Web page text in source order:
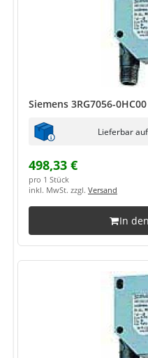
Siemens 3RG7056-0HC00
Lieferbar
498,33 €
pro 1 Stück
inkl. MwSt. zzgl. Versand
In